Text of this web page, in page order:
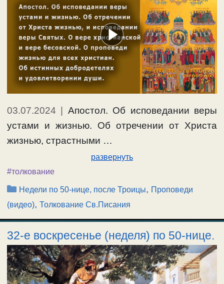
03.07.2024 | Апостол. Об исповедании веры
устами и жизнью. Об отречении от Христа
жизнью, страстными …
развернуть
#толкование
Рубрики
Недели по 50-нице, после Троицы, Проповеди
(видео), Толкование Св.Писания
32-е воскресенье (неделя) по 50-нице.